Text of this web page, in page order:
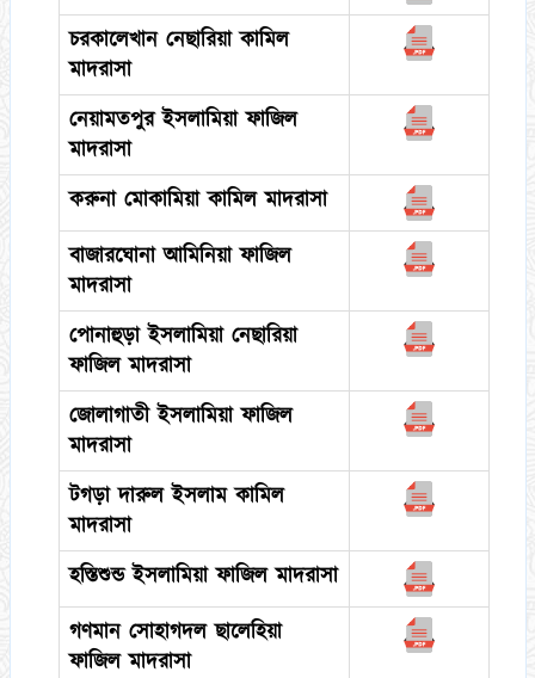
চরকালেখান নেছারিয়া কামিল
মাদরাসা
নেয়ামতপুর ইসলামিয়া ফাজিল
মাদরাসা
করুনা মোকামিয়া কামিল মাদরাসা
বাজারঘোনা আমিনিয়া ফাজিল
মাদরাসা
পোনাহুড়া ইসলামিয়া নেছারিয়া
ফাজিল মাদরাসা
জোলাগাতী ইসলামিয়া ফাজিল
মাদরাসা
টগড়া দারুল ইসলাম কামিল
মাদরাসা
হস্তিশুন্ড ইসলামিয়া ফাজিল মাদরাসা
গণমান সোহাগদল ছালেহিয়া
ফাজিল মাদরাসা